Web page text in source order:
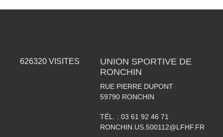
626320 VISITES
UNION SPORTIVE DE
RONCHIN
RUE PIERRE DUPONT
59790 RONCHIN
TÉL. : 03 61 92 46 71
RONCHIN.US.500112@LFHF.FR